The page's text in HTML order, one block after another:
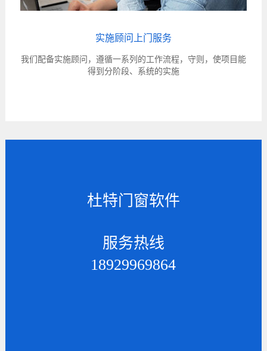
实施顾问上门服务
我们配备实施顾问，遵循一系列的工作流程，守则，使项目能
得到分阶段、系统的实施
杜特门窗软件
服务热线
18929969864